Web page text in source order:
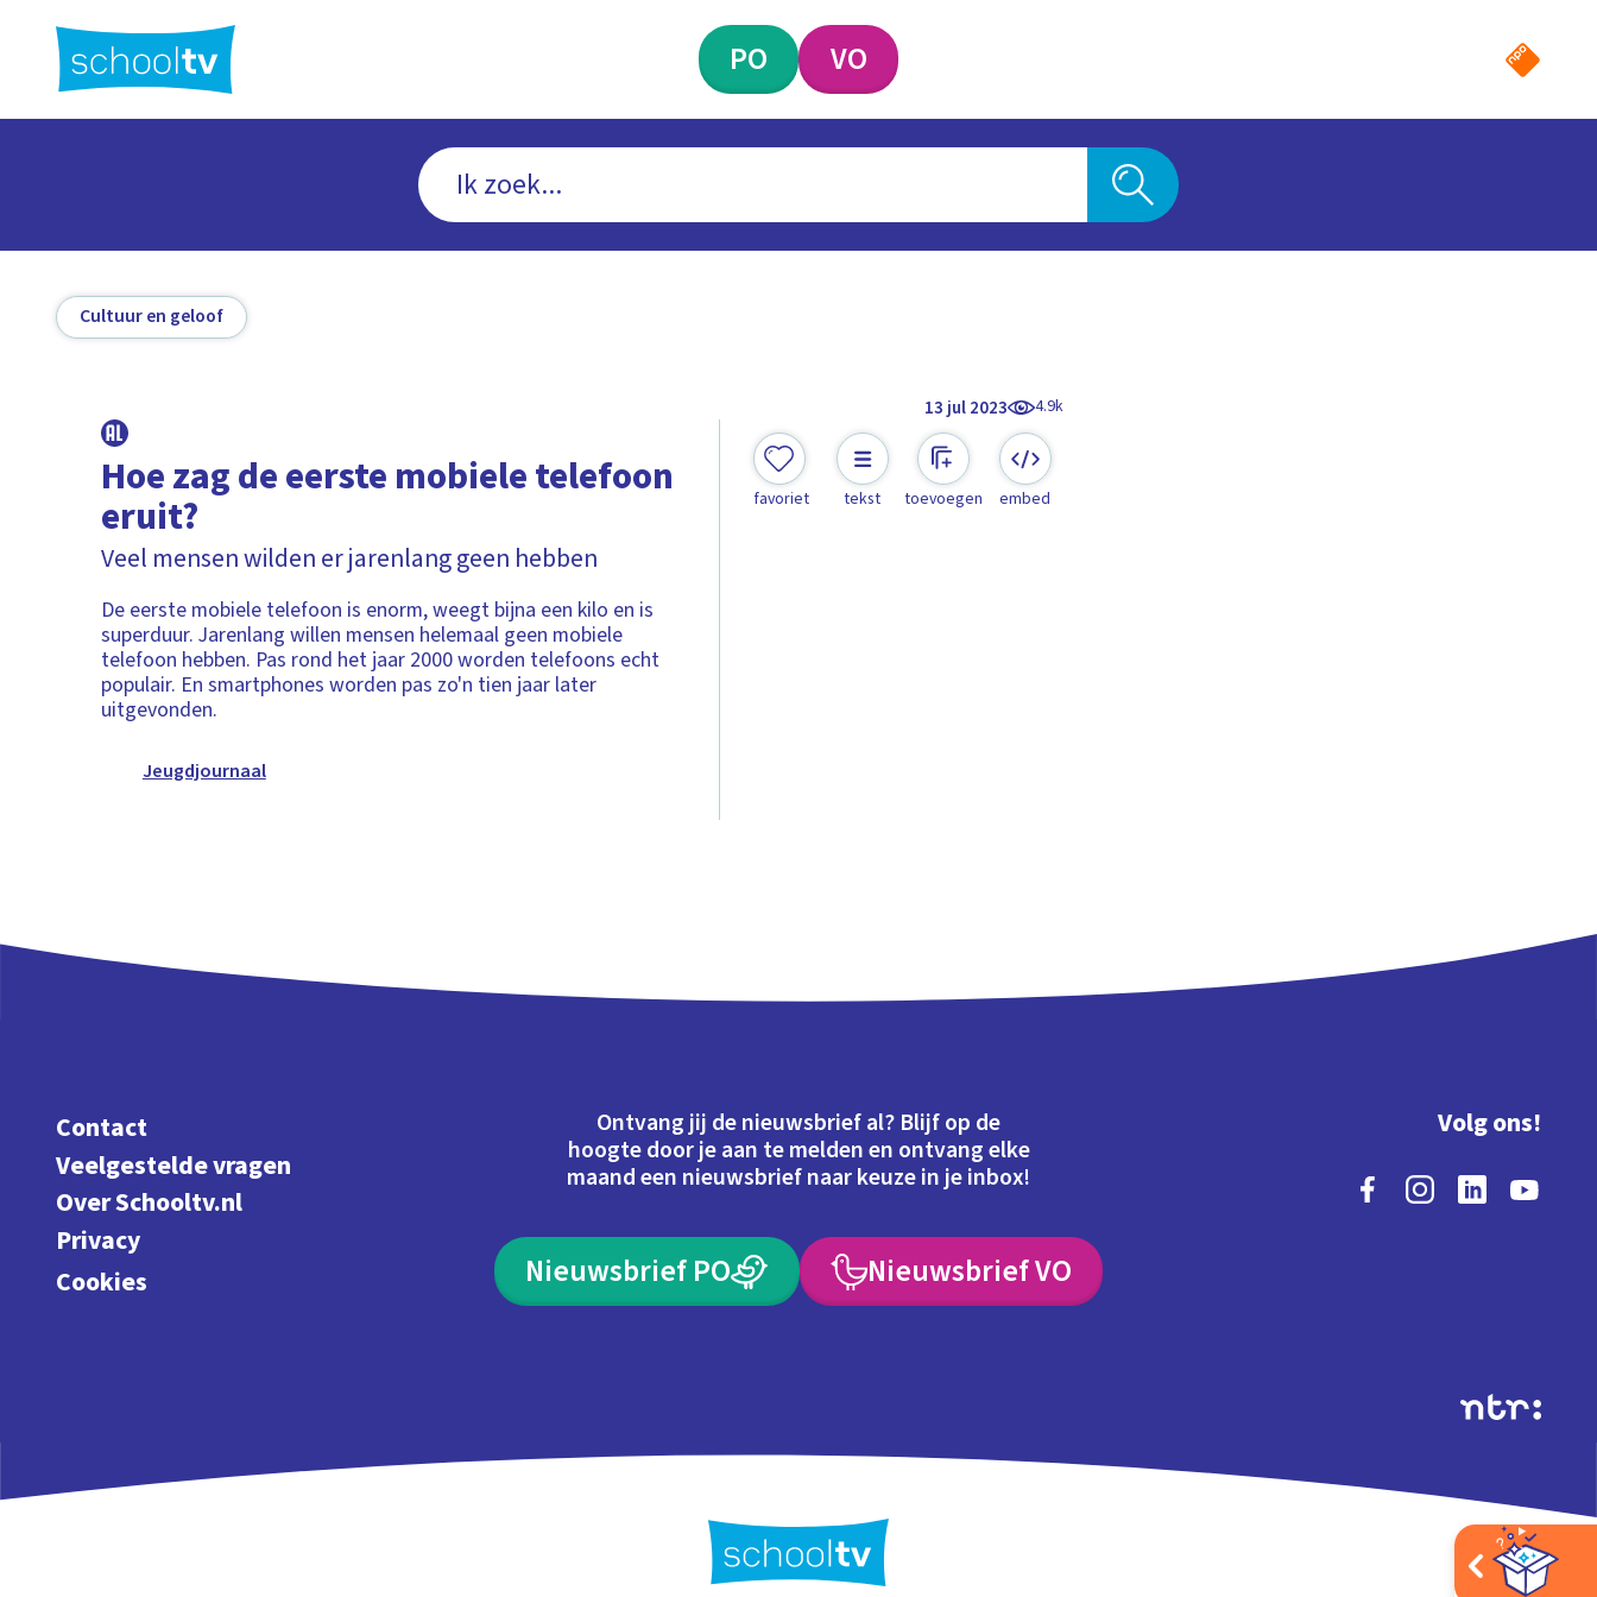
hoofdinhoud
PO VO
Cultuur en geloof
13 jul 2023 4.9k
Hoe zag de eerste mobiele telefoon
eruit?
Veel mensen wilden er jarenlang geen hebben
De eerste mobiele telefoon is enorm, weegt bijna een kilo en is
superduur. Jarenlang willen mensen helemaal geen mobiele
telefoon hebben. Pas rond het jaar 2000 worden telefoons echt
populair. En smartphones worden pas zo'n tien jaar later
uitgevonden.
Jeugdjournaal
favoriet tekst toevoegen embed
Contact
Veelgestelde vragen
Over Schooltv.nl
Privacy
Cookies
Ontvang jij de nieuwsbrief al? Blijf op de
hoogte door je aan te melden en ontvang elke
maand een nieuwsbrief naar keuze in je inbox!
Nieuwsbrief PO Nieuwsbrief VO
Volg ons!
Extra's